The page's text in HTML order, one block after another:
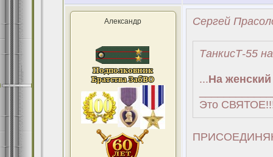
Александр Сергей
ТанкисТ-55
...На
Это